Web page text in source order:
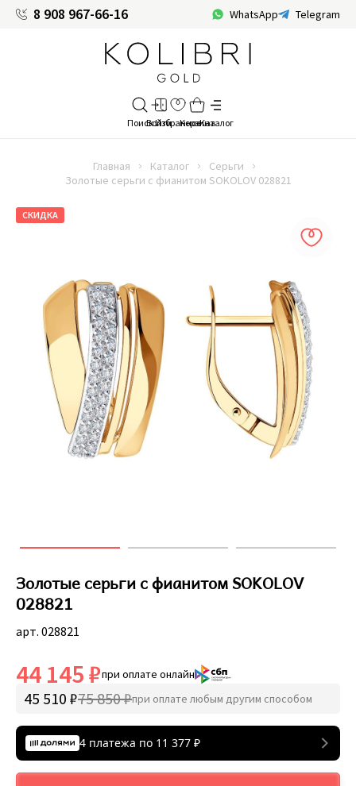
8 908 967-66-16 WhatsApp Telegram
Главная Каталог
Серьги
Золотые серьги с фианитом SOKOLOV 028821
СКИДКА
Золотые серьги с фианитом SOKOLOV
028821
арт. 028821
44 145 ₽при оплате онлайн
45 510 ₽75 850 ₽при оплате любым другим способом
4 платежа по 11 377 ₽